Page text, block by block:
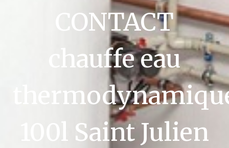
CONTACT
chauffe eau
100l Saint Julien